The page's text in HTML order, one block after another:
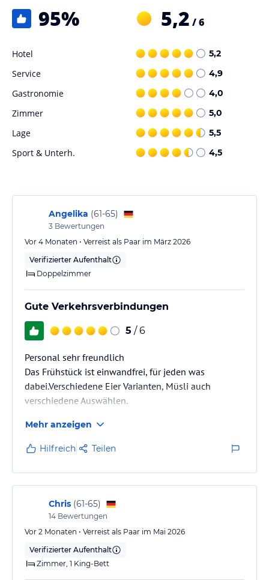
95% 5,2 / 6
Hotel 5,2
Service 4,9
Gastronomie 4,0
Zimmer 5,0
Lage 5,5
Sport & Unterh. 4,5
Angelika (61-65)
3 Bewertungen
Vor 4 Monaten • Verreist als Paar im März 2026
Verifizierter Aufenthalt
Doppelzimmer
Gute Verkehrsverbindungen
5 / 6
Personal sehr freundlich
Das Frühstück ist einwandfrei, für jeden was
dabei.Verschiedene Eier Varianten, Müsli auch
verschiedene Auswählen.
Mehr anzeigen
Hilfreich Teilen
Chris (61-65)
14 Bewertungen
Vor 2 Monaten • Verreist als Paar im Mai 2026
Verifizierter Aufenthalt
Zimmer, 1 King-Bett